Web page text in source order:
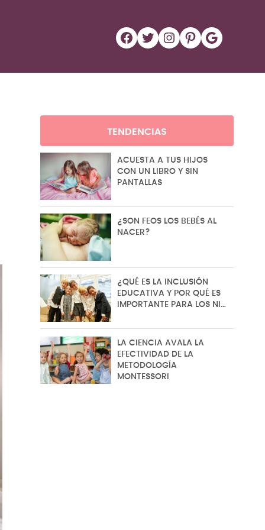
Facebook Twitter Instagram Pinterest Google
TENDENCIAS
ACUESTA A TUS HIJOS
CON UN LIBRO Y SIN
PANTALLAS
¿SON FEOS LOS BEBÉS AL
NACER?
¿QUÉ ES LA INCLUSIÓN
EDUCATIVA Y POR QUÉ ES
IMPORTANTE PARA LOS NI…
LA CIENCIA AVALA LA
EFECTIVIDAD DE LA
METODOLOGÍA
MONTESSORI